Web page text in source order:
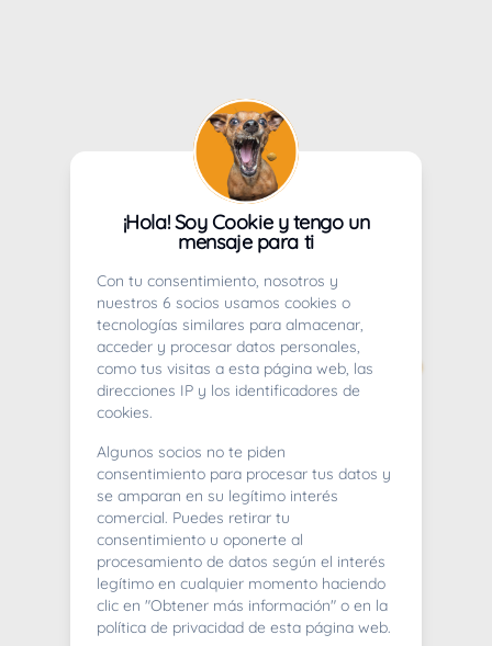
404
Whoops! Lo sentimos mucho.
¡Hola! Soy Cookie y tengo un
mensaje para ti
Con tu consentimiento, nosotros y
nuestros 6 socios usamos cookies o
tecnologías similares para almacenar,
acceder y procesar datos personales,
como tus visitas a esta página web, las
direcciones IP y los identificadores de
cookies.
Algunos socios no te piden
consentimiento para procesar tus datos y
se amparan en su legítimo interés
comercial. Puedes retirar tu
consentimiento u oponerte al
procesamiento de datos según el interés
legítimo en cualquier momento haciendo
clic en "Obtener más información" o en la
política de privacidad de esta página web.